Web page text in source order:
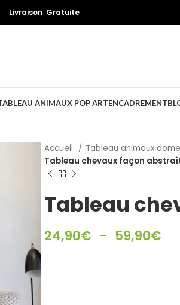
Livraison Gratuite
ANIMAUX POP ARTENCADREMENT
Accueil Tableau animaux
Tableau chevaux façon
Tableau
24,90€ – 59,90€